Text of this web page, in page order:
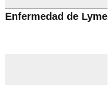
Enfermedad de Lyme